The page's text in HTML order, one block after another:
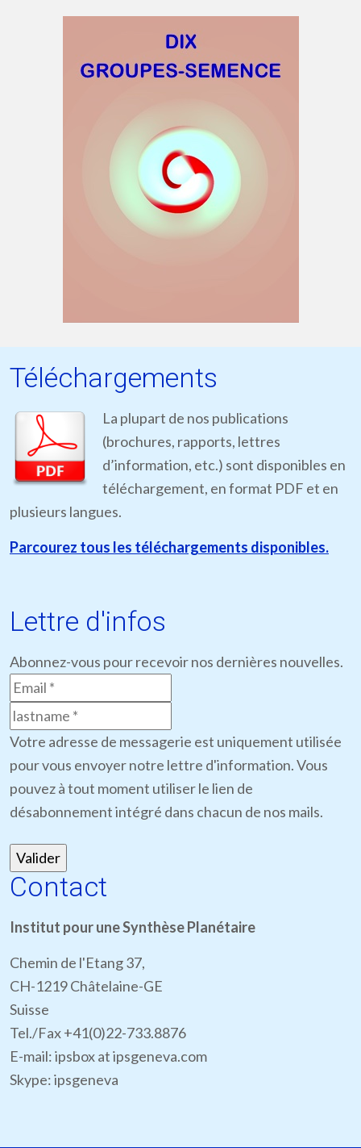
Téléchargements
La plupart de nos publications
(brochures, rapports, lettres
d’information, etc.) sont disponibles en
téléchargement, en format PDF et en
plusieurs langues.
Parcourez tous les téléchargements disponibles.
Lettre d'infos
Abonnez-vous pour recevoir nos dernières nouvelles.
Votre adresse de messagerie est uniquement utilisée
pour vous envoyer notre lettre d'information. Vous
pouvez à tout moment utiliser le lien de
désabonnement intégré dans chacun de nos mails.
Contact
Institut pour une Synthèse Planétaire
Chemin de l'Etang 37,
CH-1219 Châtelaine-GE
Suisse
Tel./Fax +41(0)22-733.8876
E-mail: ipsbox at ipsgeneva.com
Skype: ipsgeneva